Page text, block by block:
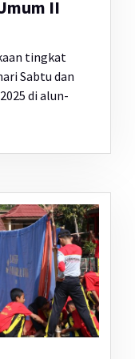
II
tingkat
Sabtu dan
di alun-